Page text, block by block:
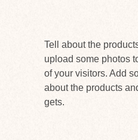
Tell about the
upload some photos
of your visitors. Add
about the products
gets.